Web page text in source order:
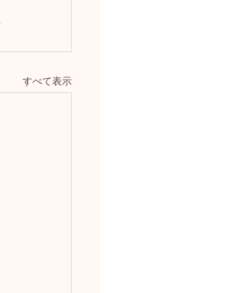
すべて表示